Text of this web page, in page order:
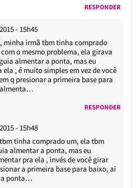
RESPONDER
- 15h45
minha irmã tbm tinha comprado
o mesmo problema, ela girava
almentar a ponta, mas eu
, é muito simples em vez de você
q presionar a primeira base para
almenta…
RESPONDER
- 15h48
tinha comprado um, ela tbm
almentar a ponta, mas eu
pra ela , invés de você girar
a primeira base para baixo, ai
a ponta…